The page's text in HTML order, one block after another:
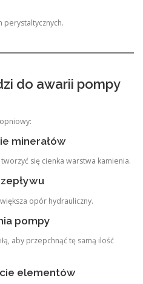
perystaltycznych.
do awarii pompy
minerałów
się cienka warstwa kamienia.
opór hydrauliczny.
pompy
aby przepchnąć tę samą ilość
elementów